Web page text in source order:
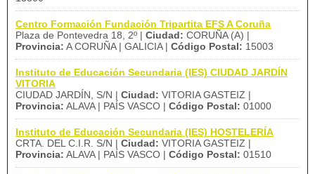
Centro Formación Fundación Tripartita EFS A Coruña
Plaza de Pontevedra 18, 2º | Ciudad: CORUÑA (A) |
Provincia: A CORUÑA | GALICIA | Código Postal: 15003
Instituto de Educación Secundaria (IES) CIUDAD JARDÍN
VITORIA
CIUDAD JARDÍN, S/N | Ciudad: VITORIA GASTEIZ |
Provincia: ALAVA | PAÍS VASCO | Código Postal: 01000
Instituto de Educación Secundaria (IES) HOSTELERÍA
CRTA. DEL C.I.R. S/N | Ciudad: VITORIA GASTEIZ |
Provincia: ALAVA | PAÍS VASCO | Código Postal: 01510